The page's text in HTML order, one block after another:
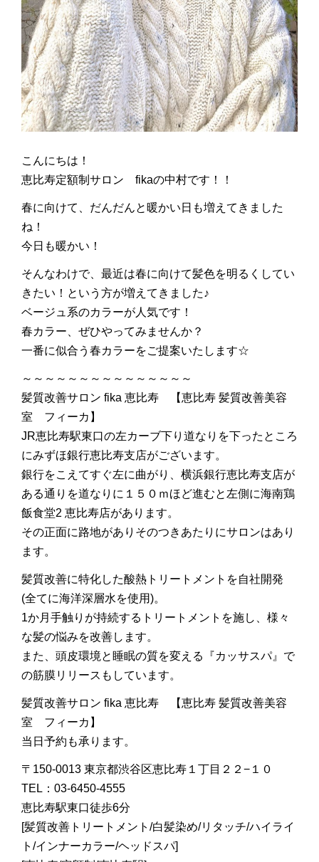
こんにちは！
恵比寿定額制サロン fikaの中村です！！
春に向けて、だんだんと暖かい日も増えてきました
ね！
今日も暖かい！
そんなわけで、最近は春に向けて髪色を明るくしてい
きたい！という方が増えてきました♪
ベージュ系のカラーが人気です！
春カラー、ぜひやってみませんか？
一番に似合う春カラーをご提案いたします☆
～～～～～～～～～～～～～～～
髪質改善サロン fika 恵比寿 【恵比寿 髪質改善美容
室 フィーカ】
JR恵比寿駅東口の左カーブ下り道なりを下ったところ
にみずほ銀行恵比寿支店がございます。
銀行をこえてすぐ左に曲がり、横浜銀行恵比寿支店が
ある通りを道なりに１５０ｍほど進むと左側に海南鶏
飯食堂2 恵比寿店があります。
その正面に路地がありそのつきあたりにサロンはあり
ます。
髪質改善に特化した酸熱トリートメントを自社開発
(全てに海洋深層水を使用)。
1か月手触りが持続するトリートメントを施し、様々
な髪の悩みを改善します。
また、頭皮環境と睡眠の質を変える『カッサスパ』で
の筋膜リリースもしています。
髪質改善サロン fika 恵比寿 【恵比寿 髪質改善美容
室 フィーカ】
当日予約も承ります。
〒150-0013 東京都渋谷区恵比寿１丁目２２−１０
TEL：03-6450-4555
恵比寿駅東口徒歩6分
[髪質改善トリートメント/白髪染め/リタッチ/ハイライ
ト/インナーカラー/ヘッドスパ]